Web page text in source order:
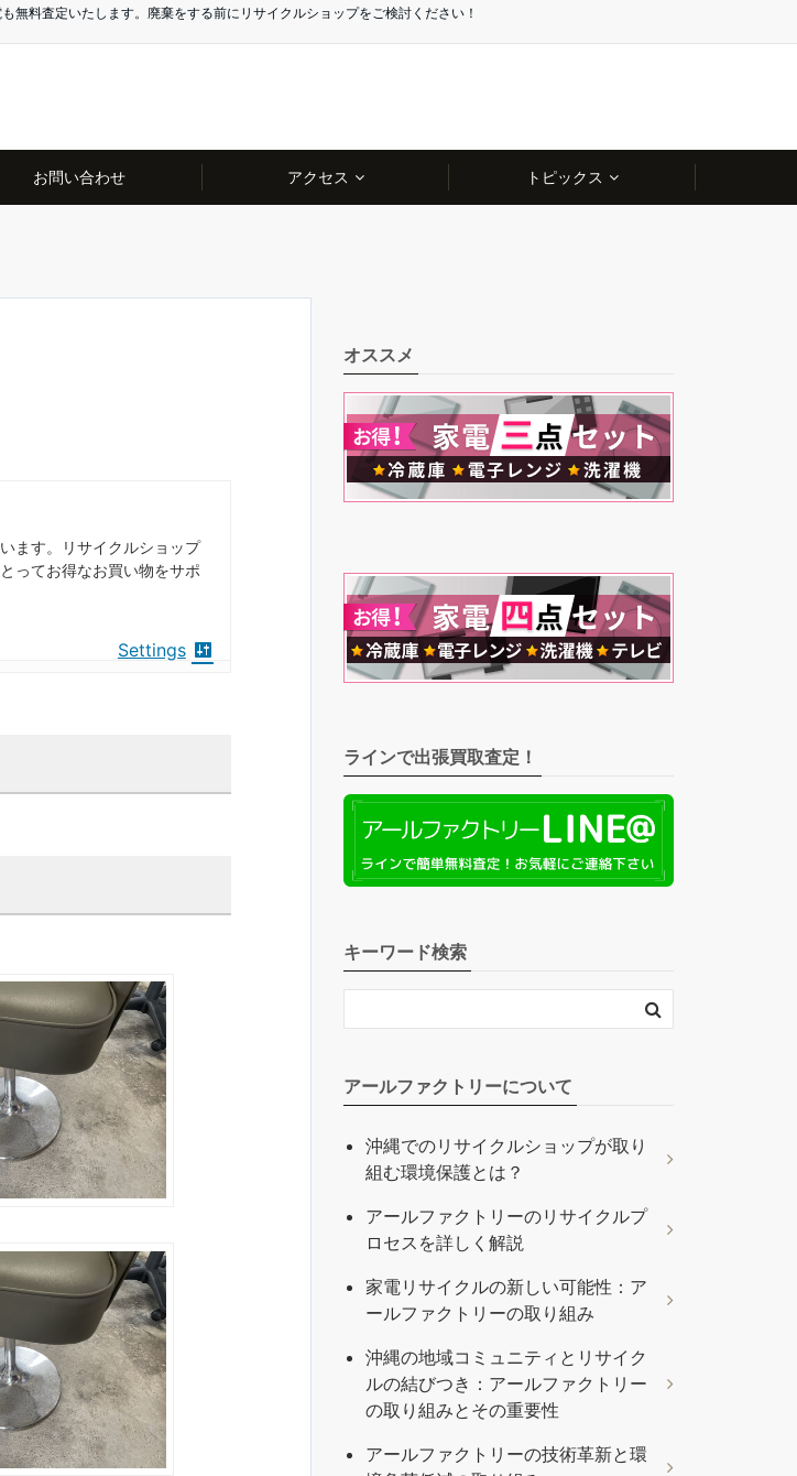
料査定いたします。廃棄をする前にリサイクルショップをご検討ください！
お問い合わせ アクセス トピックス
ます。リサイクルショップ
ってお得なお買い物をサポ
Settings
オススメ
ラインで出張買取査定！
キーワード検索
アールファクトリーについて
沖縄でのリサイクルショップが取り
組む環境保護とは？
アールファクトリーのリサイクルプ
ロセスを詳しく解説
家電リサイクルの新しい可能性：ア
ールファクトリーの取り組み
沖縄の地域コミュニティとリサイク
ルの結びつき：アールファクトリー
の取り組みとその重要性
アールファクトリーの技術革新と環